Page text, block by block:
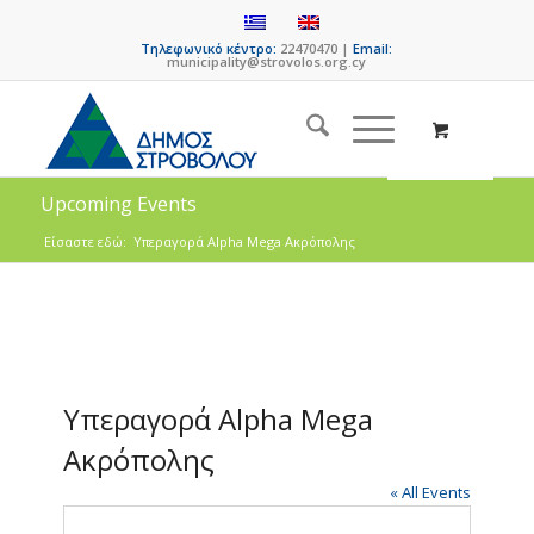
Τηλεφωνικό κέντρο: 22470470 |Email:
municipality@strovolos.org.cy
Upcoming Events
Είσαστε εδώ: Υπεραγορά Alpha Mega Ακρόπολης
Υπεραγορά Alpha Mega
Ακρόπολης
« All Events